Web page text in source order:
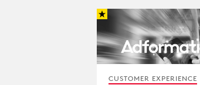
CUSTOMER EXPERIENCE